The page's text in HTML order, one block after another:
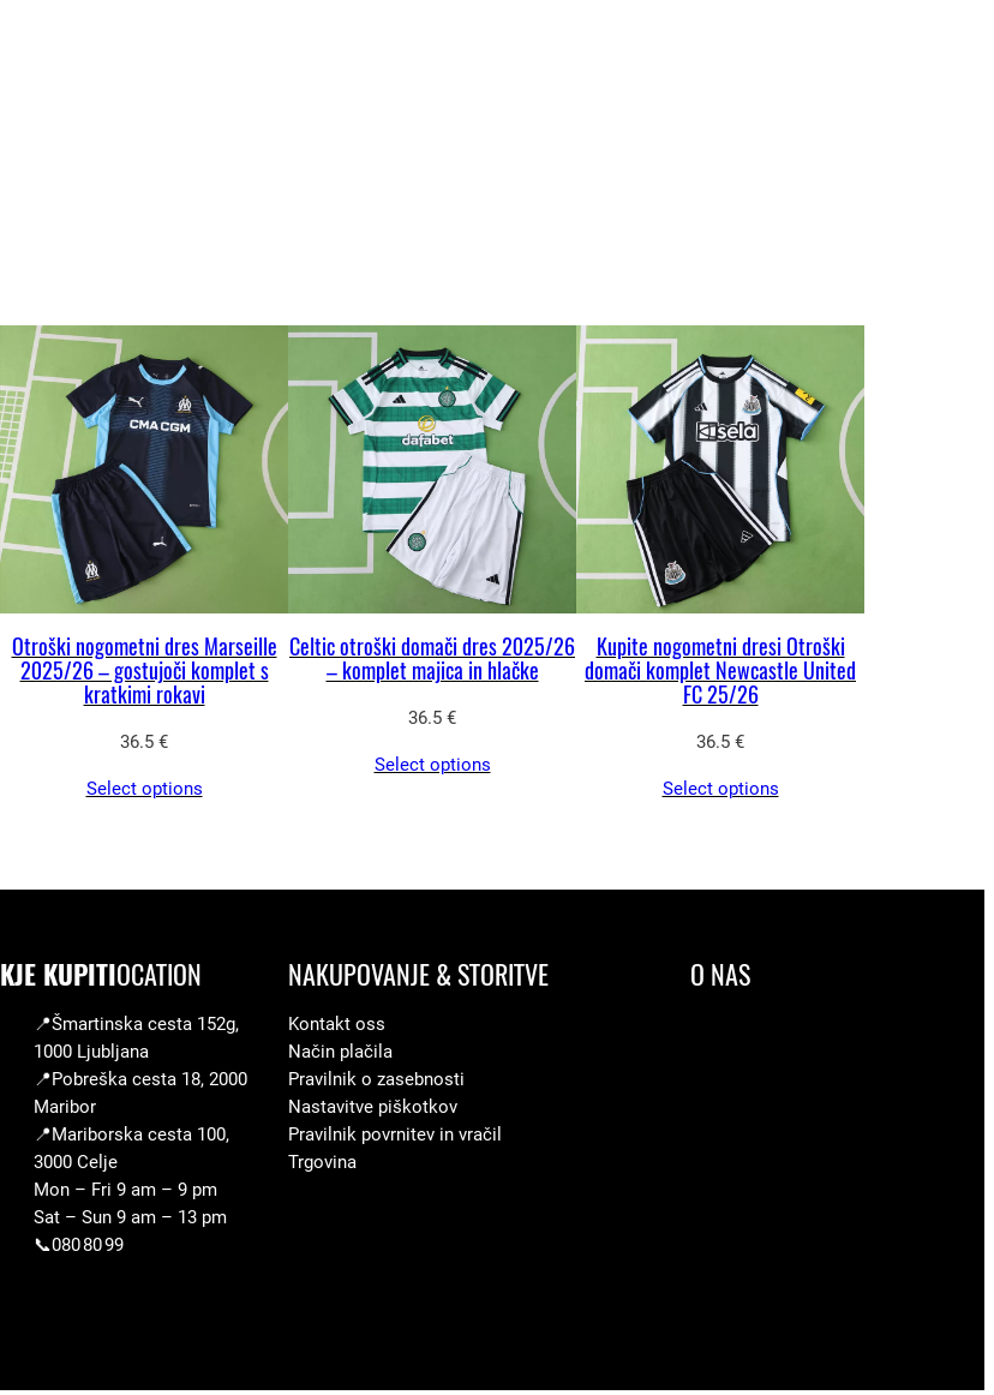
i
n
Otroški nogometni dres Marseille
2025/26 – gostujoči komplet s
kratkimi rokavi
36.5 €
Select options
Celtic otroški domači dres 2025/26
– komplet majica in hlačke
36.5 €
Select options
Kupite nogometni dresi Otroški
domači komplet Newcastle United
FC 25/26
36.5 €
Select options
KJE KUPITIOCATION
📍Šmartinska cesta 152g,
1000 Ljubljana
📍Pobreška cesta 18, 2000
Maribor
📍Mariborska cesta 100,
3000 Celje
Mon – Fri 9 am – 9 pm
Sat – Sun 9 am – 13 pm
📞080 80 99
NAKUPOVANJE & STORITVE
Kontakt oss
Način plačila
Pravilnik o zasebnosti
Nastavitve piškotkov
Pravilnik povrnitev in vračil
Trgovina
O NAS